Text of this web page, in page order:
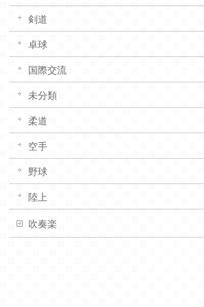
剣道
卓球
国際交流
未分類
柔道
空手
野球
陸上
吹奏楽